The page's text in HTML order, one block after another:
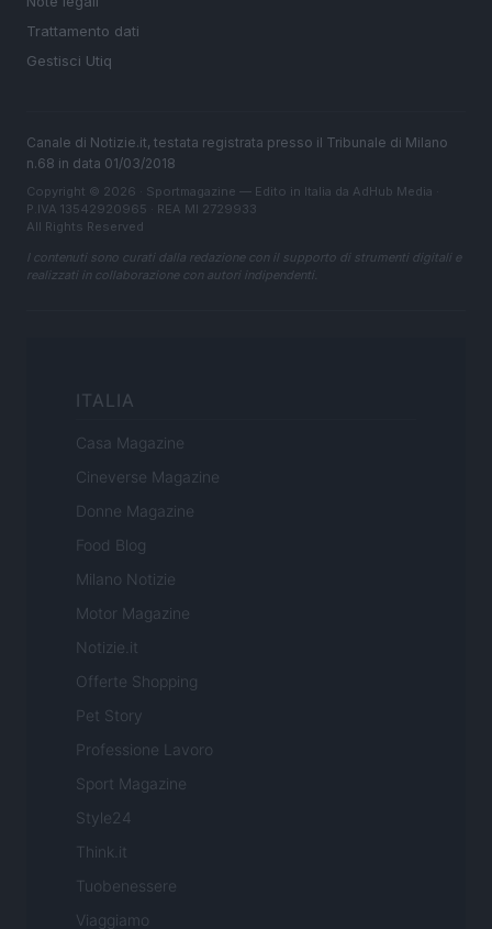
Trattamento dati
Gestisci Utiq
Canale di Notizie.it, testata registrata presso il Tribunale di Milano
n.68 in data 01/03/2018
Copyright © 2026 · Sportmagazine — Edito in Italia da AdHub Media
P.IVA 13542920965 · REA MI 2729933
All Rights Reserved
I contenuti sono curati dalla redazione con il supporto di strumenti digitali e
realizzati in collaborazione con autori indipendenti.
ITALIA
Casa Magazine
Cineverse Magazine
Donne Magazine
Food Blog
Milano Notizie
Motor Magazine
Notizie.it
Offerte Shopping
Pet Story
Professione Lavoro
Sport Magazine
Style24
Think.it
Tuobenessere
Viaggiamo